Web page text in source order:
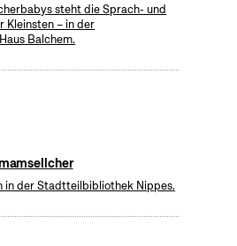
steht die Sprach- und
Kleinsten – in der
Balchem.
in der Stadtteilbibliothek Nippes.